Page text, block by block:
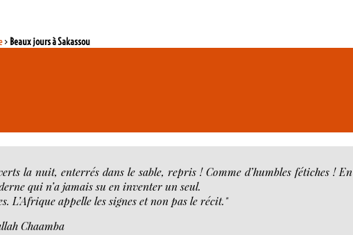
> Beaux jours à Sakassou
la nuit, enterrés dans le sable, repris ! Comme d’humbles fétiches ! En
qui n’a jamais su en inventer un seul.
L’Afrique appelle les signes et non pas le récit."
Chaamba